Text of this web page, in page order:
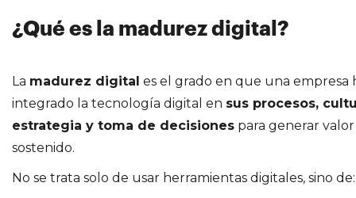
¿Qué es la madurez digital?
La madurez digital es el grado en que una empresa
integrado la tecnología digital en sus procesos,
estrategia y toma de decisiones para generar
sostenido.
No se trata solo de usar herramientas digitales, sino de: